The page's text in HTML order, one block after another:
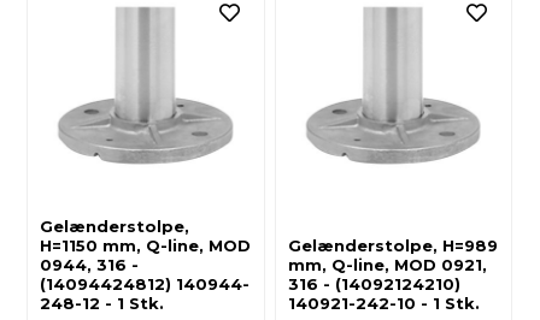
Gelænderstolpe,
H=1150 mm, Q-line, MOD
0944, 316 -
(14094424812) 140944-
248-12 - 1 Stk.
Gelænderstolpe, H=989
mm, Q-line, MOD 0921,
316 - (14092124210)
140921-242-10 - 1 Stk.